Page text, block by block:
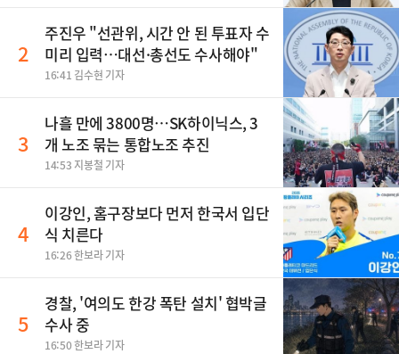
2
주진우 "선관위, 시간 안 된 투표자 수
미리 입력…대선·총선도 수사해야"
16:41 김수현 기자
3
나흘 만에 3800명…SK하이닉스, 3
개 노조 묶는 통합노조 추진
14:53 지봉철 기자
4
이강인, 홈구장보다 먼저 한국서 입단
식 치른다
16:26 한보라 기자
5
경찰, '여의도 한강 폭탄 설치' 협박글
수사 중
16:50 한보라 기자